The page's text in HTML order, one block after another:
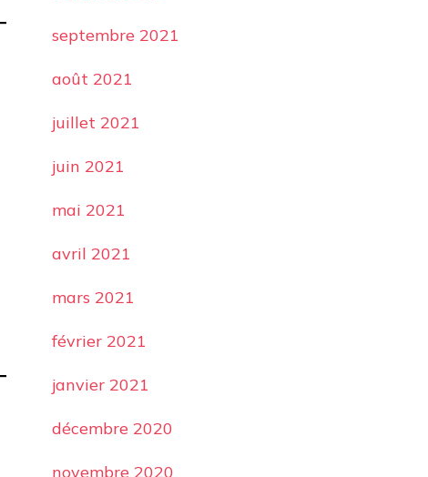
septembre 2021
août 2021
juillet 2021
juin 2021
mai 2021
avril 2021
mars 2021
février 2021
janvier 2021
décembre 2020
novembre 2020